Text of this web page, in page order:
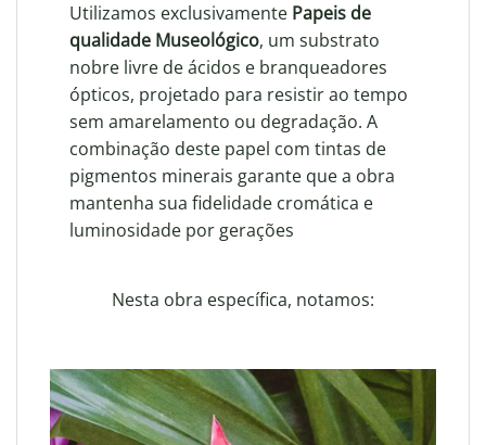
Utilizamos exclusivamente Papeis de
qualidade Museológico, um substrato
nobre livre de ácidos e branqueadores
ópticos, projetado para resistir ao tempo
sem amarelamento ou degradação. A
combinação deste papel com tintas de
pigmentos minerais garante que a obra
mantenha sua fidelidade cromática e
luminosidade por gerações
Nesta obra específica, notamos: